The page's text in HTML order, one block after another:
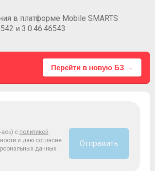
в платформе Mobile SMARTS
и 3.0.46.46543
Перейти в новую БЗ →
с политикой
и даю согласие
данных
Отправить